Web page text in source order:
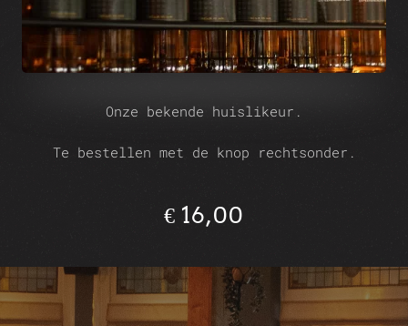
Onze bekende huislikeur.
Te bestellen met de knop rechtsonder.
€ 16,00